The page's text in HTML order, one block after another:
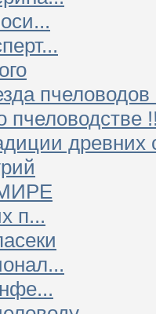
пчеловодстве
древних
МИРЕ
п...